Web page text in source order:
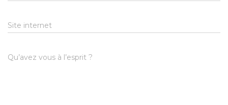
Site internet
Qu’avez vous à l’esprit ?